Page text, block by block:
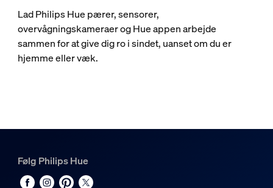
Lad Philips Hue pærer, sensorer,
overvågningskameraer og Hue appen arbejde
sammen for at give dig ro i sindet, uanset om du er
hjemme eller væk.
Følg Philips Hue